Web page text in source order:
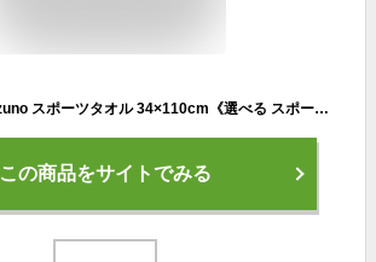
【名入れ 刺繍】Mizuno スポーツタオル 34×110cm《選べる スポーツデザイン》(ミズノ タオル 名入れタオル スポーツタオル スポーツ 部活 クラブ チーム 卒団 体育祭 卒団記念 記念品 卒業 プレゼント ギフト シンプル オリジナル ジャガードタオル マラソン) 93/137
この商品をサイトでみる